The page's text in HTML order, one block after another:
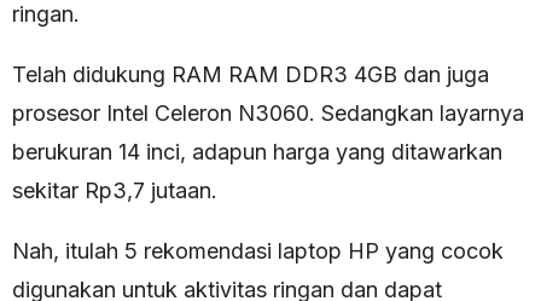
ringan.
Telah didukung RAM RAM DDR3 4GB dan juga
prosesor Intel Celeron N3060. Sedangkan layarnya
berukuran 14 inci, adapun harga yang ditawarkan
sekitar Rp3,7 jutaan.
Nah, itulah 5 rekomendasi laptop HP yang cocok
digunakan untuk aktivitas ringan dan dapat